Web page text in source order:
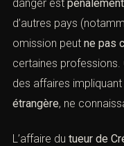
danger est
d’autres pays
omission peut ne pas
certaines
des affaires
étrangère, ne
L’affaire du tueur de